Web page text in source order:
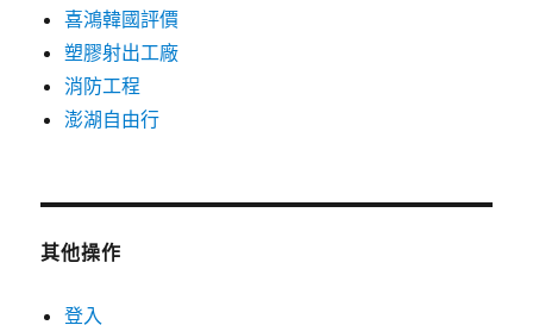
喜鴻韓國評價
塑膠射出工廠
消防工程
澎湖自由行
其他操作
登入